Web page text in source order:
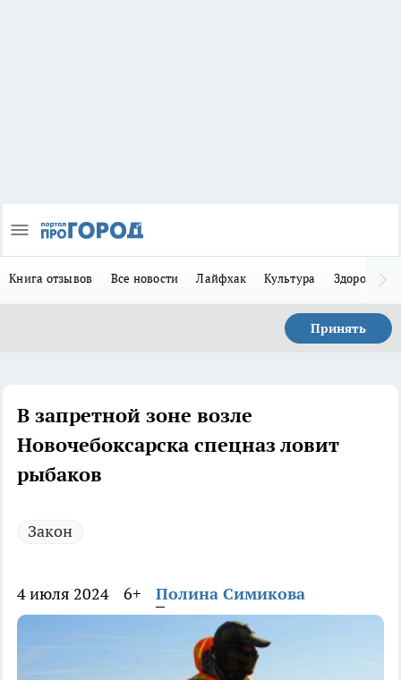
Книга отзывов Все новости Лайфхак Культура Здоровье
Принять
В запретной зоне возле
Новочебоксарска спецназ ловит
рыбаков
Закон
4 июля 2024 6+ Полина Симикова